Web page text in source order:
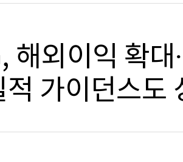
해외이익 확
가이던스도